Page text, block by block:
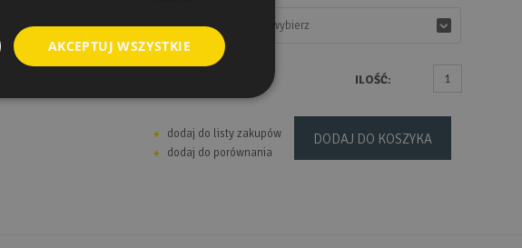
wybierz
wybierz
ILOŚĆ:
dodaj do listy zakupów
dodaj do porównania
DODAJ DO KOSZYKA
AKCEPTUJ WSZYSTKIE